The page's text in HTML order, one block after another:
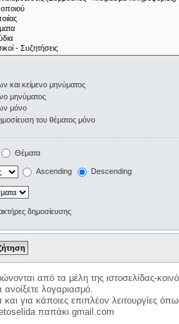
και κείμενο μηνύματος
μηνύματος
μόνο
του θέματος μόνο
Θέματα
Ascending Descending
δημοσίευσης
από τα μέλη της ιστοσελίδας-
λογαριασμό.
για κάποιες επιπλέον λειτουργίες
παπάκι gmail.com